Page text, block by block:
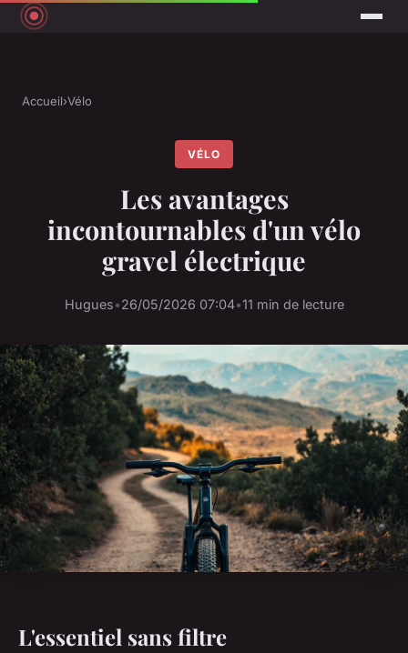
Accueil›Vélo
VÉLO
Les avantages
incontournables d'un vélo
gravel électrique
Hugues•26/05/2026 07:04•11 min de lecture
L'essentiel sans filtre